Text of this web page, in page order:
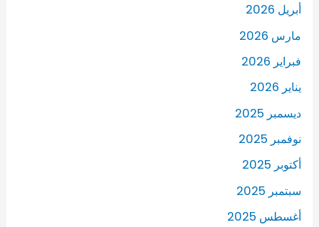
أبريل 2026
مارس 2026
فبراير 2026
يناير 2026
ديسمبر 2025
نوفمبر 2025
أكتوبر 2025
سبتمبر 2025
أغسطس 2025